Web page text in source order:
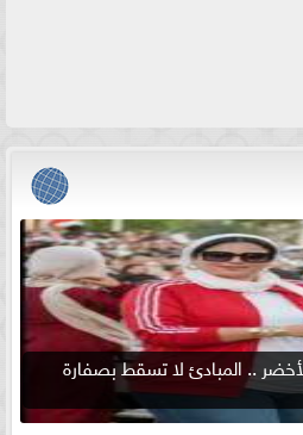
.. المبادئ لا تسقط بصفارة